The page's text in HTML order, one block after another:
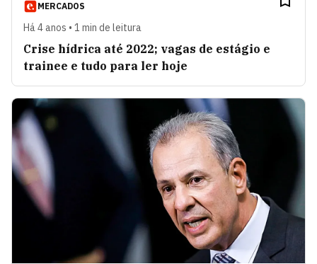
MERCADOS
Há 4 anos • 1 min de leitura
Crise hídrica até 2022; vagas de estágio e
trainee e tudo para ler hoje